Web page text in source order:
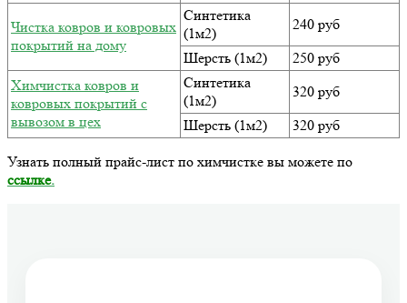
Чистка ковров и ковровых
покрытий на дому
Синтетика
(1м2)
240 руб
Шерсть (1м2)
250 руб
Химчистка ковров и
ковровых покрытий с
вывозом в цех
Синтетика
(1м2)
320 руб
Шерсть (1м2)
320 руб
Узнать полный прайс-лист по химчистке вы можете по
ссылке.